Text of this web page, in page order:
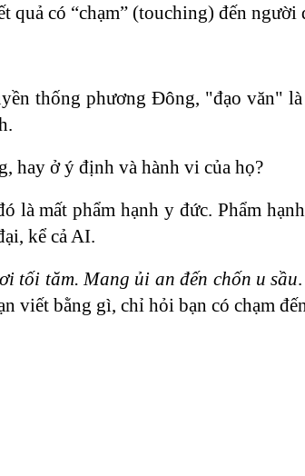
quả có “chạm” (touching) đến người
thống phương Đông, "đạo văn"
hay ở ý định và hành vi của họ?
là mất phẩm hạnh y đức. Phẩm
kể cả AI.
tối tăm. Mang ủi an đến chốn u sầu
viết bằng gì, chỉ hỏi bạn có chạm